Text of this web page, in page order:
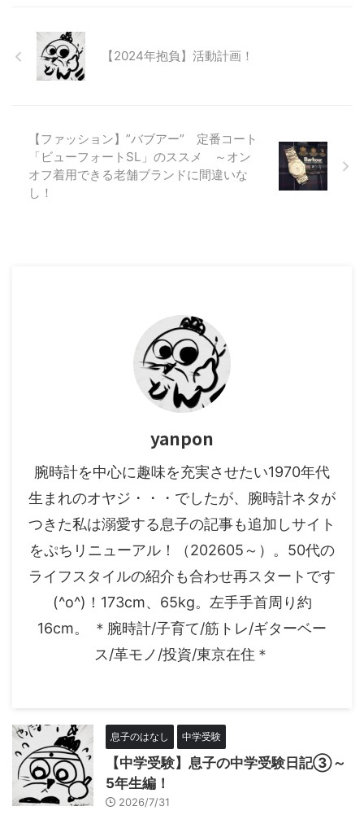
【2024年抱負】活動計画！
【ファッション】”バブアー” 定番コート
「ビューフォートSL」のススメ ～オン
オフ着用できる老舗ブランドに間違いな
し！
yanpon
腕時計を中心に趣味を充実させたい1970年代
生まれのオヤジ・・・でしたが、腕時計ネタが
つきた私は溺愛する息子の記事も追加しサイト
をぷちリニューアル！（202605～）。50代の
ライフスタイルの紹介も合わせ再スタートです
(^o^)！173cm、65kg。左手手首周り約
16cm。 ＊腕時計/子育て/筋トレ/ギターベー
ス/革モノ/投資/東京在住＊
息子のはなし 中学受験
【中学受験】息子の中学受験日記③～
5年生編！
2026/7/31